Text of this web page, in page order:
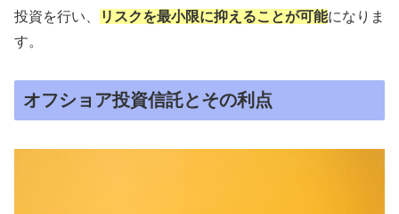
投資を⾏い、
リスクを最⼩限に抑えることが可能になりま
す。
オフショア投資信託とその利点